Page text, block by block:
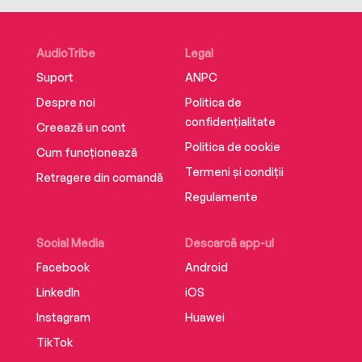
I asked them if they wanted me to write about
all that, plus some other stuff. Like being an
alky. And my sexual problems. Stuff like that.
They said aye.
So here it is.
AudioTribe
Suport
Despre noi
Creează un cont
Cum funcționează
Retragere din comandă
Social Media
Facebook
LinkedIn
Instagram
TikTok
Descarcă app-ul
Android
iOS
Huawei
Legal
ANPC
Politica de
confidențialitate
Politica de cookie
Termeni și condiții
Regulamente